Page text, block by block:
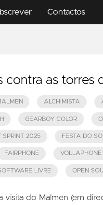
Contactos
contra as torres
ALCHIMISTA
GEARBOY COLOR
SPRINT 2025 FESTA DO
FAIRPHONE VOLLAPHONE
LIVRE OPEN
visita do Malmen (em